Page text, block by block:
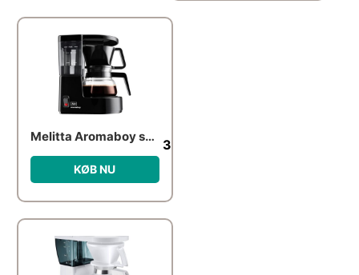
Melitta Aromaboy sort 349.00
KØB NU
Den oprindelige pris var: